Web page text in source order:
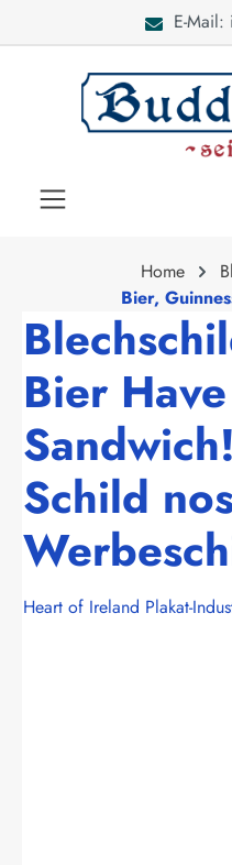
E-Mail:
Home
Bier,
Bier
Schild
Heart of Ireland Plakat-